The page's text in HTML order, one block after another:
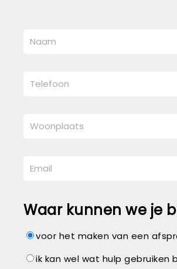
Waar kunnen we je
voor het maken van een
ik kan wel wat hulp gebruiken